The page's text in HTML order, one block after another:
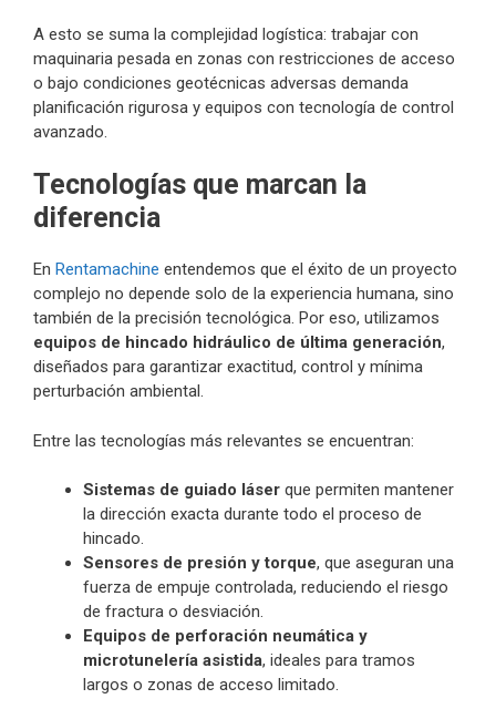
A esto se suma la complejidad logística: trabajar con
maquinaria pesada en zonas con restricciones de acceso
o bajo condiciones geotécnicas adversas demanda
planificación rigurosa y equipos con tecnología de control
avanzado.
Tecnologías que marcan la
diferencia
En Rentamachine entendemos que el éxito de un proyecto
complejo no depende solo de la experiencia humana, sino
también de la precisión tecnológica. Por eso, utilizamos
equipos de hincado hidráulico de última generación,
diseñados para garantizar exactitud, control y mínima
perturbación ambiental.
Entre las tecnologías más relevantes se encuentran:
Sistemas de guiado láser que permiten mantener
la dirección exacta durante todo el proceso de
hincado.
Sensores de presión y torque, que aseguran una
fuerza de empuje controlada, reduciendo el riesgo
de fractura o desviación.
Equipos de perforación neumática y
microtunelería asistida, ideales para tramos
largos o zonas de acceso limitado.